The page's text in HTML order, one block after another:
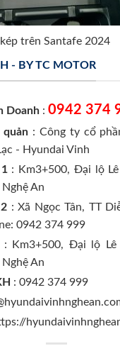
trên Santafe 2024
- BY TC MOTOR
Doanh : 0942 374
: Công ty cổ
- Hyundai Vinh
: Km3+500, Đại lộ
An
: Xã Ngọc Tân, TT
0942 374 999
: Km3+500, Đại lộ
An
: 0942 374 999